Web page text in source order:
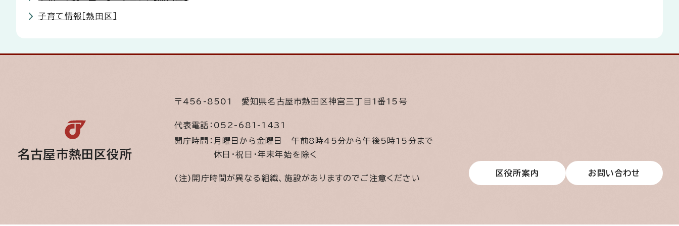
子育て情報［熱田区］
名古屋市熱田区役所
〒456-8501 愛知県名古屋市熱田区神宮三丁目1番15号
代表電話： 052-681-1431
開庁時間： 月曜日から金曜日 午前8時45分から午後5時15分まで
休日・祝日・年末年始を除く
(注)開庁時間が異なる組織、施設がありますのでご注意ください
区役所案内 お問い合わせ